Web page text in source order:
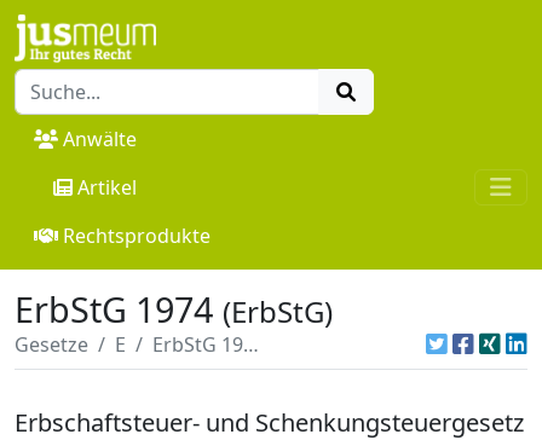
Anwälte
Artikel
Rechtsprodukte
ErbStG 1974 (ErbStG)
Gesetze E ErbStG 1974
Erbschaftsteuer- und Schenkungsteuergesetz